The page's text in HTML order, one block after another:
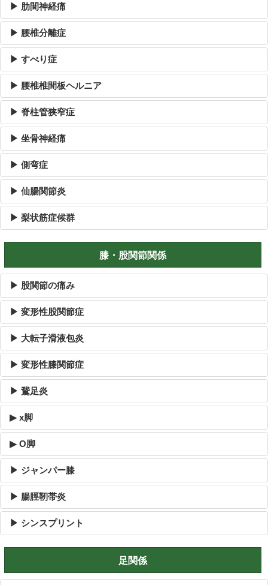
▶ 肋間神経痛
▶ 腰椎分離症
▶ すべり症
▶ 腰椎椎間板ヘルニア
▶ 脊柱管狭窄症
▶ 坐骨神経痛
▶ 側弯症
▶ 仙腸関節炎
▶ 梨状筋症候群
膝・股関節関係
▶ 股関節の痛み
▶ 変形性股関節症
▶ 大転子滑液包炎
▶ 変形性膝関節症
▶ 鵞足炎
▶ x脚
▶ O脚
▶ ジャンパー膝
▶ 腸脛靭帯炎
▶ シンスプリント
足関係